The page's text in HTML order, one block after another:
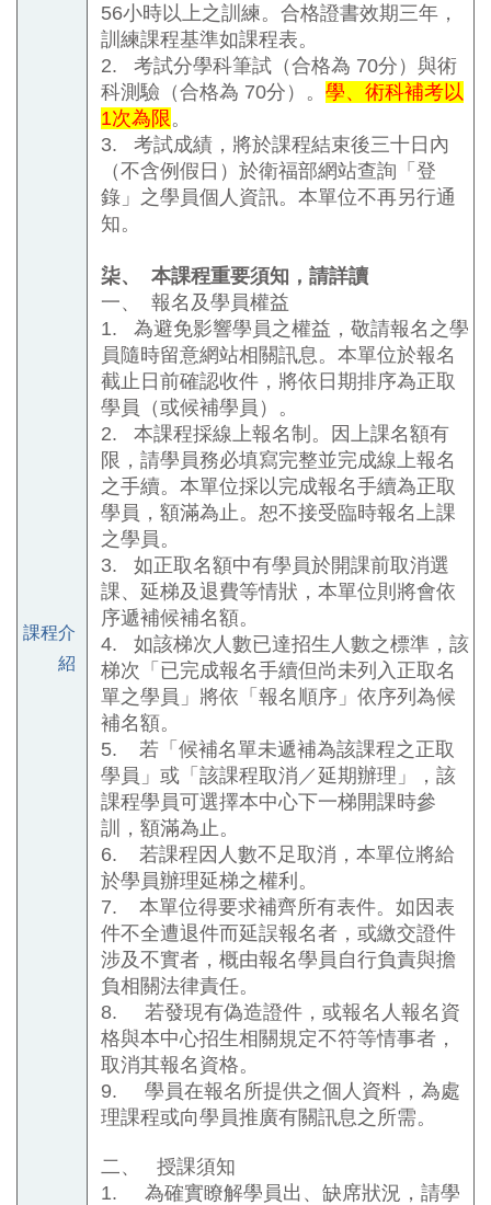
課程介
紹
56小時以上之訓練。合格證書效期三年，
訓練課程基準如課程表。
2.
考試分學科筆試（合格為 70分）與術
科測驗（合格為 70分）。 學、術科補考以
1次為限 。
3.
考試成績，將於課程結束後三十日內
（不含例假日）於衛福部網站查詢「登
錄」之學員個人資訊。本單位不再另行通
知。
柒、
本課程重要須知，請詳讀
一、
報名及學員權益
1.
為避免影響學員之權益，敬請報名之學
員隨時留意網站相關訊息。本單位於報名
截止日前確認收件，將依日期排序為正取
學員（或候補學員）。
2.
本課程採線上報名制。因上課名額有
限，請學員務必填寫完整並完成線上報名
之手續。本單位採以完成報名手續為正取
學員，額滿為止。恕不接受臨時報名上課
之學員。
3.
如正取名額中有學員於開課前取消選
課、延梯及退費等情狀，本單位則將會依
序遞補候補名額。
4.
如該梯次人數已達招生人數之標準，該
梯次「已完成報名手續但尚未列入正取名
單之學員」將依「報名順序」依序列為候
補名額。
5.
若「候補名單未遞補為該課程之正取
學員」或「該課程取消／延期辦理」，該
課程學員可選擇本中心下一梯開課時參
訓，額滿為止。
6.
若課程因人數不足取消，本單位將給
於學員辦理延梯之權利。
7.
本單位得要求補齊所有表件。如因表
件不全遭退件而延誤報名者，或繳交證件
涉及不實者，概由報名學員自行負責與擔
負相關法律責任。
8.
若發現有偽造證件，或報名人報名資
格與本中心招生相關規定不符等情事者，
取消其報名資格。
9.
學員在報名所提供之個人資料，為處
理課程或向學員推廣有關訊息之所需。
二、
授課須知
1.
為確實瞭解學員出、缺席狀況，請學